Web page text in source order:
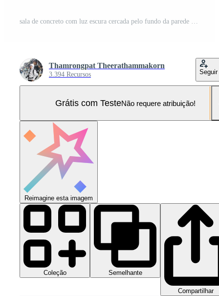
sala de concreto com luz escura cercada pelo fundo da parede Foto Pro
Thamrongpat Theerathammakorn
3.394 Recursos Seguir
Grátis com TesteNão requere atribuição!
Reimagine esta imagem
Coleção Semelhante
Compartilhar